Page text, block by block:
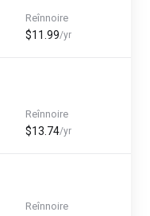
Reînnoire
$11.99/yr
Reînnoire
$13.74/yr
Reînnoire